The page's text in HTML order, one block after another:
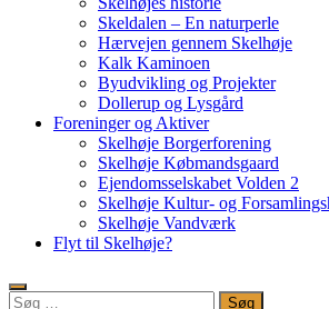
Skeldalen – En naturperle
Hærvejen gennem Skelhøje
Kalk Kaminoen
Byudvikling og Projekter
Dollerup og Lysgård
Foreninger og Aktiver
Skelhøje Borgerforening
Skelhøje Købmandsgaard
Ejendomsselskabet Volden 2
Skelhøje Kultur- og
Skelhøje Vandværk
Flyt til Skelhøje?
Søg